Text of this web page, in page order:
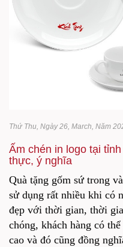
Thứ Thu, Ngày 26, March, Năm
Ấm chén in logo tại
thực, ý nghĩa
Quà tặng gốm sứ trong
sử dụng rất nhiều khi có
đẹp với thời gian, thời
chóng, khách hàng có
cao và đó cũng đồng